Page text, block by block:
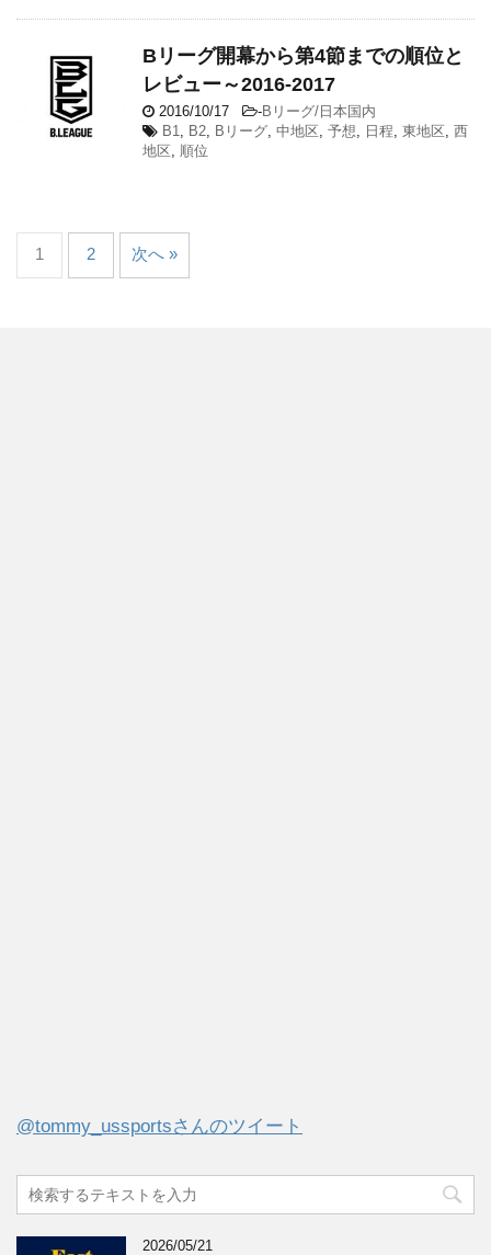
Bリーグ開幕から第4節までの順位と
レビュー～2016-2017
2016/10/17 -Bリーグ/日本国内
B1, B2, Bリーグ, 中地区, 予想, 日程, 東地区, 西
地区, 順位
1 2 次へ »
@tommy_ussportsさんのツイート
2026/05/21